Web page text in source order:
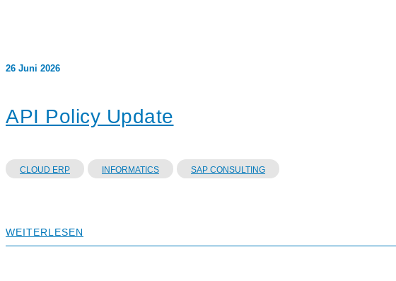
26 Juni 2026
API Policy Update
CLOUD ERP INFORMATICS SAP CONSULTING
WEITERLESEN